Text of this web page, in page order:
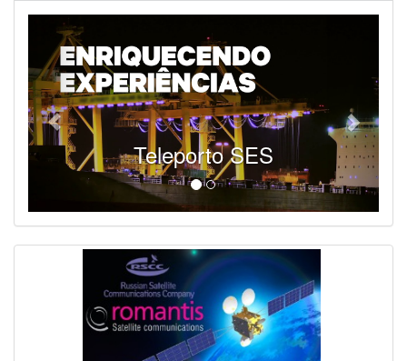
Teleporto SES